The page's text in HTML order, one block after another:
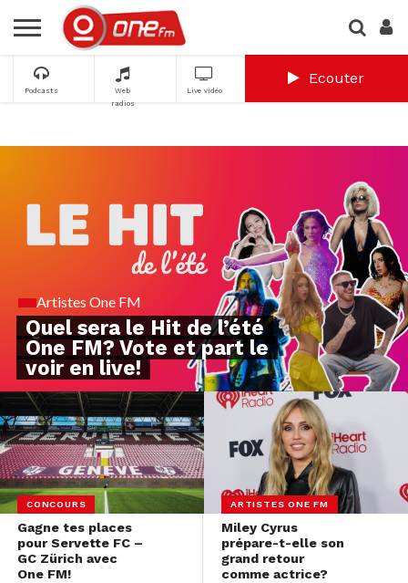
Podcasts
Web
radios
Live vidéo
Ecouter
Artistes One FM
Quel sera le Hit de l’été
One FM? Vote et part le
voir en live!
CONCOURS
Gagne tes places
pour Servette FC –
GC Zürich avec
One FM!
ARTISTES ONE FM
Miley Cyrus
prépare-t-elle son
grand retour
comme actrice?